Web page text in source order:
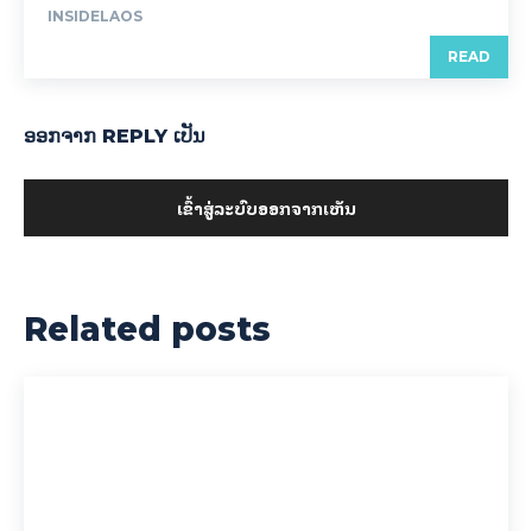
INSIDELAOS
READ
ອອກ​ຈາກ REPLY ເປັນ
ເຂົ້າ​ສູ່​ລະ​ບົບ​ອອກ​ຈາກ​ເຫັນ
Related posts